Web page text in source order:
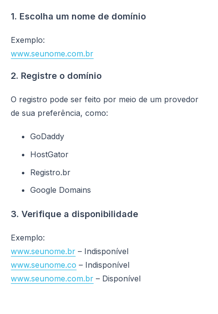
1. Escolha um nome de domínio
Exemplo:
www.seunome.com.br
2. Registre o domínio
O registro pode ser feito por meio de um provedor
de sua preferência, como:
GoDaddy
HostGator
Registro.br
Google Domains
3. Verifique a disponibilidade
Exemplo:
www.seunome.br – Indisponível
www.seunome.co – Indisponível
www.seunome.com.br – Disponível